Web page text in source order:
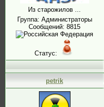
Из старожилов ...
Группа: Администраторы
Сообщений: 8815
Статус:
petrik